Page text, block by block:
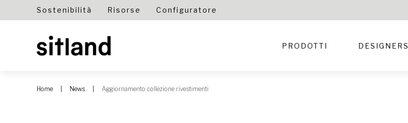
Sostenibilità Risorse Configuratore
PRODOTTI DESIGNERS
Home News Aggiornamento collezione rivestimenti